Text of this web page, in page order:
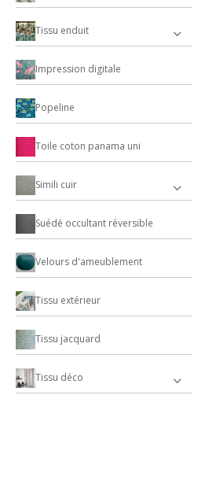
Tissu enduit
Impression digitale
Popeline
Toile coton panama uni
Simili cuir
Suédé occultant réversible
Velours d'ameublement
Tissu extérieur
Tissu jacquard
Tissu déco